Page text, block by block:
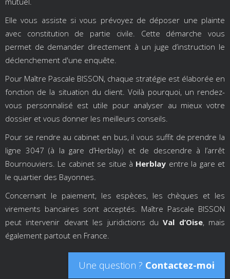
Elle vous assiste si vous prévoyez de déposer une plainte
avec constitution de partie civile. Cette démarche vous
permet de demander directement à un juge d’instruction le
déclenchement d'une enquête.
Pour Maître Pascale BISSON, chaque stratégie est élaborée en
fonction de la situation du client. Voilà pourquoi, un rendez-
vous personnalisé est utile pour analyser au mieux votre
dossier et vous donner les meilleurs conseils.
Pour se rendre au cabinet en bus, il vous suffit de prendre la
ligne 3047 (à la gare d’Herblay) et de descendre à l’arrêt
Bournouviers. Le cabinet se situe à Herblay entre la gare et
le quartier des Bayonnes.
Concernant le paiement, les espèces, les chèques et les
virements bancaires sont acceptés. Maître Pascale BISSON
peut intervenir devant les juridictions duVal d’Oise, mais
également partout en France.
Une question ? Contactez-moi